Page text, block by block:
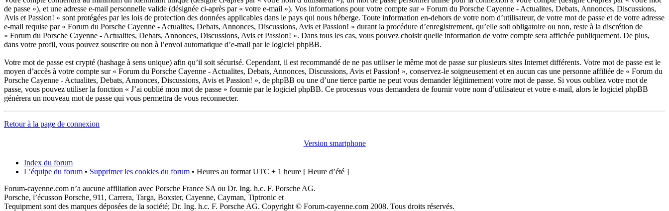
de passe »), et une adresse e-mail personnelle valide (désignée ci-après par « votre e-mail »). Vos informations pour votre compte sur « Forum du Porsche Cayenne - Actualites, Debats, Annonces, Discussions,
Avis et Passion! » sont protégées par les lois de protection des données applicables dans le pays qui nous héberge. Toute information en-dehors de votre nom d’utilisateur, de votre mot de passe et de votre adresse
e-mail requise par « Forum du Porsche Cayenne - Actualites, Debats, Annonces, Discussions, Avis et Passion! » durant la procédure d’enregistrement, qu’elle soit obligatoire ou non, reste à la discrétion de
« Forum du Porsche Cayenne - Actualites, Debats, Annonces, Discussions, Avis et Passion! ». Dans tous les cas, vous pouvez choisir quelle information de votre compte sera affichée publiquement. De plus,
dans votre profil, vous pouvez souscrire ou non à l’envoi automatique d’e-mail par le logiciel phpBB.
Votre mot de passe est crypté (hashage à sens unique) afin qu’il soit sécurisé. Cependant, il est recommandé de ne pas utiliser le même mot de passe sur plusieurs sites Internet différents. Votre mot de passe est le
moyen d’accès à votre compte sur « Forum du Porsche Cayenne - Actualites, Debats, Annonces, Discussions, Avis et Passion! », conservez-le soigneusement et en aucun cas une personne affiliée de « Forum du
Porsche Cayenne - Actualites, Debats, Annonces, Discussions, Avis et Passion! », de phpBB ou une d’une tierce partie ne peut vous demander légitimement votre mot de passe. Si vous oubliez votre mot de
passe, vous pouvez utiliser la fonction « J’ai oublié mon mot de passe » fournie par le logiciel phpBB. Ce processus vous demandera de fournir votre nom d’utilisateur et votre e-mail, alors le logiciel phpBB
générera un nouveau mot de passe qui vous permettra de vous reconnecter.
Retour à la page de connexion
Version smartphone
Index du forum
L’équipe du forum • Supprimer les cookies du forum • Heures au format UTC + 1 heure [ Heure d’été ]
Forum-cayenne.com n’a aucune affiliation avec Porsche France SA ou Dr. Ing. h.c. F. Porsche AG.
Porsche, l’écusson Porsche, 911, Carrera, Targa, Boxster, Cayenne, Cayman, Tiptronic et
Tequipment sont des marques déposées de la société; Dr. Ing. h.c. F. Porsche AG. Copyright © Forum-cayenne.com 2008. Tous droits réservés.